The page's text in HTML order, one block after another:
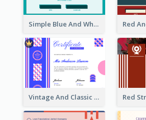
Simple Blue And White Rectangle Certificate
Vintage And Classic Vibrant Certificate Design Ideas